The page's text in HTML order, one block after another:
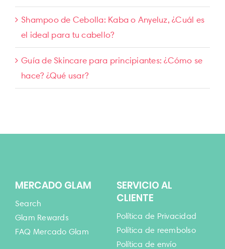
Shampoo de Cebolla: Kaba o Anyeluz, ¿Cuál es
el ideal para tu cabello?
Guía de Skincare para principiantes: ¿Cómo se
hace? ¿Qué usar?
MERCADO GLAM
Search
Glam Rewards
FAQ Mercado Glam
SERVICIO AL
CLIENTE
Política de Privacidad
Política de reembolso
Política de envío